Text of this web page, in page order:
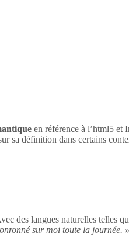
en référence à l’html5 et
sa définition dans certains
des langues naturelles telles
sur moi toute la journée. »